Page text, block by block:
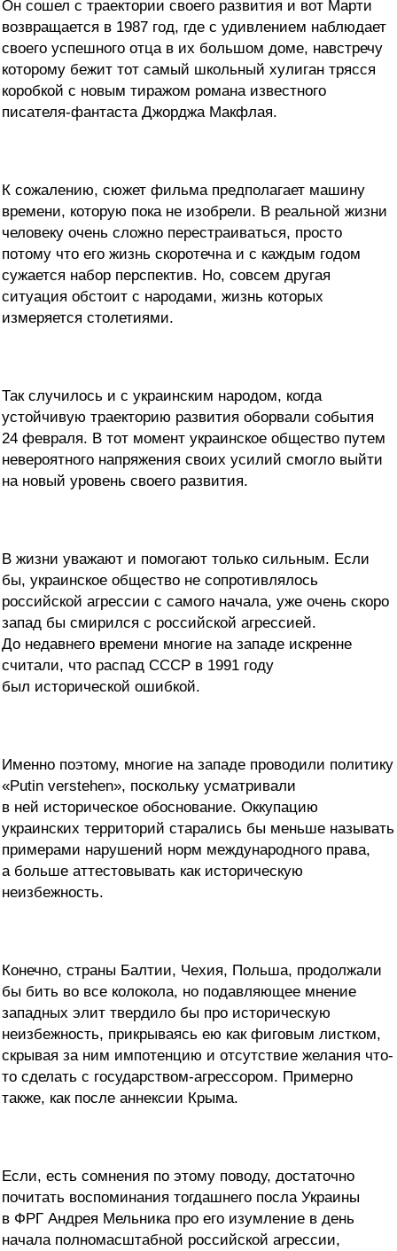
Он сошел с траектории своего развития и вот Марти
возвращается в 1987 год, где с удивлением наблюдает
своего успешного отца в их большом доме, навстречу
которому бежит тот самый школьный хулиган трясся
коробкой с новым тиражом романа известного
писателя-фантаста Джорджа Макфлая.
К сожалению, сюжет фильма предполагает машину
времени, которую пока не изобрели. В реальной жизни
человеку очень сложно перестраиваться, просто
потому что его жизнь скоротечна и с каждым годом
сужается набор перспектив. Но, совсем другая
ситуация обстоит с народами, жизнь которых
измеряется столетиями.
Так случилось и с украинским народом, когда
устойчивую траекторию развития оборвали события
24 февраля. В тот момент украинское общество путем
невероятного напряжения своих усилий смогло выйти
на новый уровень своего развития.
В жизни уважают и помогают только сильным. Если
бы, украинское общество не сопротивлялось
российской агрессии с самого начала, уже очень скоро
запад бы смирился с российской агрессией.
До недавнего времени многие на западе искренне
считали, что распад СССР в 1991 году
был исторической ошибкой.
Именно поэтому, многие на западе проводили политику
«Putin verstehen», поскольку усматривали
в ней историческое обоснование. Оккупацию
украинских территорий старались бы меньше называть
примерами нарушений норм международного права,
а больше аттестовывать как историческую
неизбежность.
Конечно, страны Балтии, Чехия, Польша, продолжали
бы бить во все колокола, но подавляющее мнение
западных элит твердило бы про историческую
неизбежность, прикрываясь ею как фиговым листком,
скрывая за ним импотенцию и отсутствие желания что-
то сделать с государством-агрессором. Примерно
также, как после аннексии Крыма.
Если, есть сомнения по этому поводу, достаточно
почитать воспоминания тогдашнего посла Украины
в ФРГ Андрея Мельника про его изумление в день
начала полномасштабной российской агрессии,